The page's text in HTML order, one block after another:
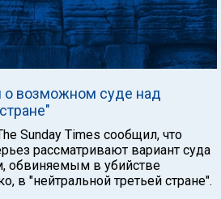
о возможном суде над
Sunday Times сообщил, что
рассматривают вариант суда
обвиняемым в убийстве
в "нейтральной третьей стране".